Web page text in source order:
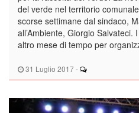
31 Luglio 2017 -
del verde nel territorio
scorse settimane dal sindaco,
all’Ambiente, Giorgio
altro mese di tempo per